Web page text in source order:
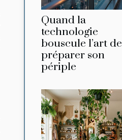
Quand la
technologie
bouscule l’art de
préparer son
périple